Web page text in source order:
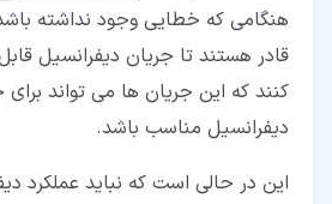
هنگامی که خطایی وجود نداشته
قادر هستند تا جریان دیفرانسیل
کنند که این جریان ها می تواند
دیفرانسیل مناسب باشد.
این در حالی است که نباید عملکرد